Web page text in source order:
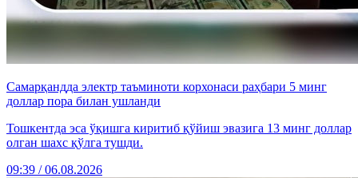
Самарқандда электр таъминоти корхонаси раҳбари 5 минг
доллар пора билан ушланди
Тошкентда эса ўқишга киритиб қўйиш эвазига 13 минг доллар
олган шахс қўлга тушди.
09:39 / 06.08.2026